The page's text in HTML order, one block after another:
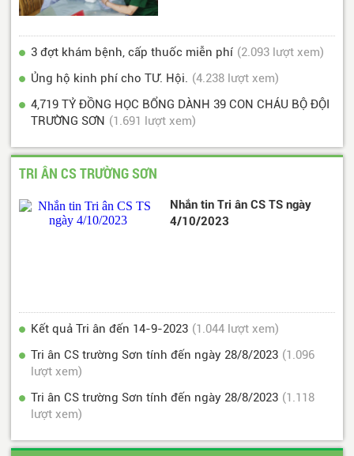
3 đợt khám bệnh, cấp thuốc miễn phí (2.093 lượt xem)
Ủng hộ kinh phí cho TƯ. Hội. (4.238 lượt xem)
4,719 TỶ ĐỒNG HỌC BỔNG DÀNH 39 CON CHÁU BỘ ĐỘI
TRƯỜNG SƠN (1.691 lượt xem)
TRI ÂN CS TRƯỜNG SƠN
Nhắn tin Tri ân CS TS ngày
4/10/2023
Kết quả Tri ân đến 14-9-2023 (1.044 lượt xem)
Tri ân CS trường Sơn tính đến ngày 28/8/2023 (1.096
lượt xem)
Tri ân CS trường Sơn tính đến ngày 28/8/2023 (1.118
lượt xem)